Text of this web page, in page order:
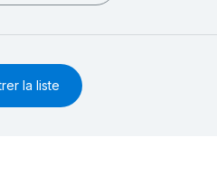
la liste